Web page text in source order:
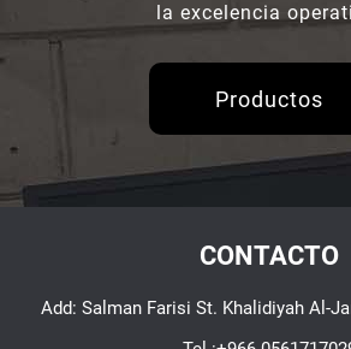
la excelencia
Productos
CONTACTO
Add: Salman Farisi St. Khalidiyah Al-